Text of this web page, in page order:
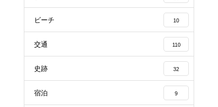
ビーチ 10
交通 110
史跡 32
宿泊 9